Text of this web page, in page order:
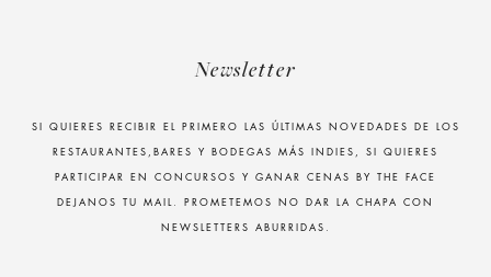
Newsletter
SI QUIERES RECIBIR EL PRIMERO LAS ÚLTIMAS NOVEDADES DE LOS
RESTAURANTES,BARES Y BODEGAS MÁS INDIES, SI QUIERES
PARTICIPAR EN CONCURSOS Y GANAR CENAS BY THE FACE
DEJANOS TU MAIL. PROMETEMOS NO DAR LA CHAPA CON
NEWSLETTERS ABURRIDAS.